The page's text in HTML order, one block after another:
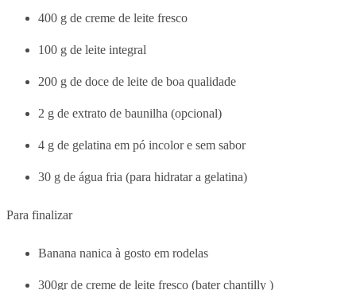
400 g de creme de leite fresco
100 g de leite integral
200 g de doce de leite de boa qualidade
2 g de extrato de baunilha (opcional)
4 g de gelatina em pó incolor e sem sabor
30 g de água fria (para hidratar a gelatina)
Para finalizar
Banana nanica à gosto em rodelas
300gr de creme de leite fresco (bater chantilly )